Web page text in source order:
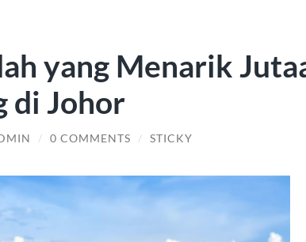
yang Menarik
di Johor
/ 0 COMMENTS / STICKY